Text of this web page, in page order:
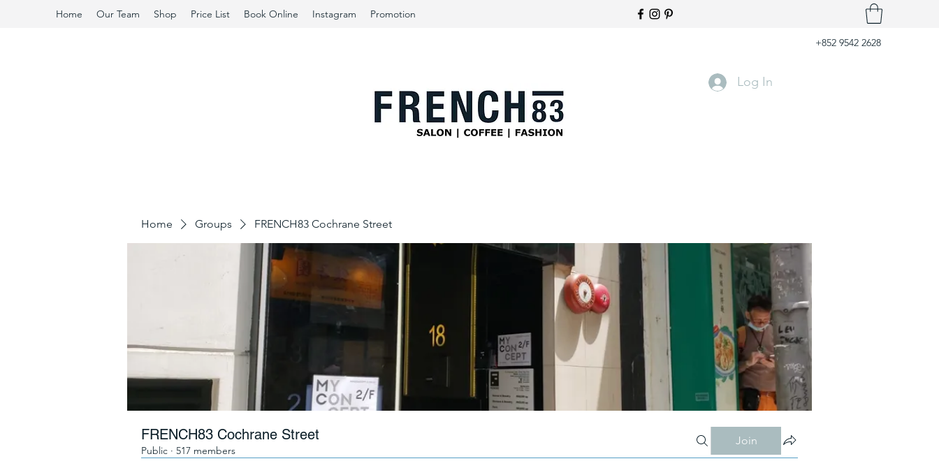
Home Our Team Shop Price List Book Online Instagram Promotion
+852 9542 2628
Log In
Home Groups FRENCH83 Cochrane Street
FRENCH83 Cochrane Street
Public · 517 members
Join